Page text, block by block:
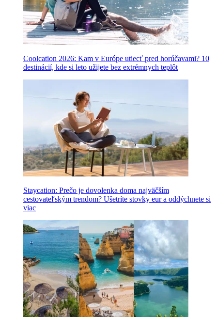
Coolcation 2026: Kam v Európe utiecť pred horúčavami? 10
destinácií, kde si leto užijete bez extrémnych teplôt
Staycation: Prečo je dovolenka doma najväčším
cestovateľským trendom? Ušetríte stovky eur a oddýchnete si
viac